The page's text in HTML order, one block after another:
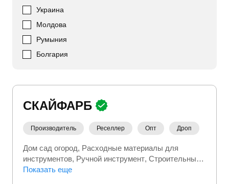
Украина
Молдова
Румыния
Болгария
СКАЙФАРБ
Производитель Реселлер Опт Дроп
Дом сад огород Расходные материалы для
инструментов Ручной инструмент Строительный
инструмент Строительство и ремонт
Показать еще